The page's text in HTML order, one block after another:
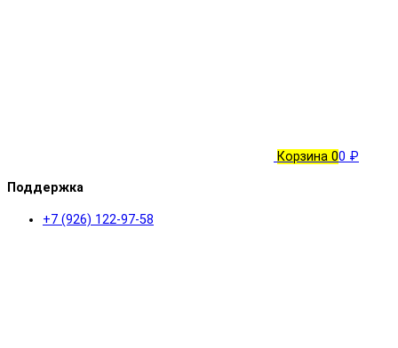
Корзина 00 ₽
Поддержка
+7 (926) 122-97-58